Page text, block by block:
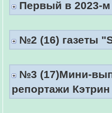
Первый в 2023-м
№2 (16) газеты
№3 (17)Мини-
репортажи